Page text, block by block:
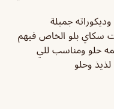
جميلة
سكاي بلو الخاص فيهم
حلو ومناسب للي
وحلو